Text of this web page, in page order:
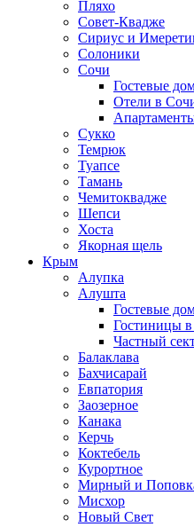
Пляхо
Совет-Квадже
Сириус и
Солоники
Сочи
Гостевые
Отели в
Сукко
Темрюк
Туапсе
Тамань
Чемитоквадже
Шепси
Хоста
Якорная щель
Крым
Алупка
Алушта
Гостевые
Гостиницы
Частный
Балаклава
Бахчисарай
Евпатория
Заозерное
Канака
Керчь
Коктебель
Курортное
Мирный и
Мисхор
Новый Свет